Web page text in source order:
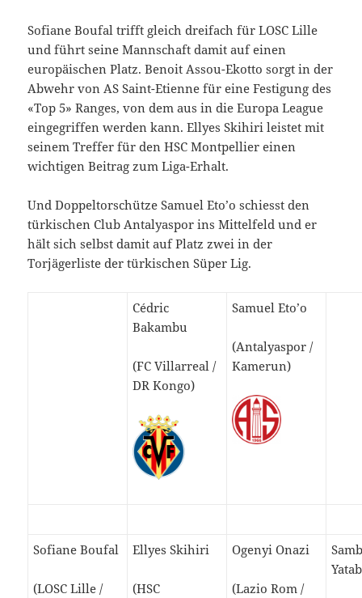
Sofiane Boufal trifft gleich dreifach für LOSC Lille
und führt seine Mannschaft damit auf einen
europäischen Platz. Benoit Assou-Ekotto sorgt in der
Abwehr von AS Saint-Etienne für eine Festigung des
«Top 5» Ranges, von dem aus in die Europa League
eingegriffen werden kann. Ellyes Skihiri leistet mit
seinem Treffer für den HSC Montpellier einen
wichtigen Beitrag zum Liga-Erhalt.
Und Doppeltorschütze Samuel Eto’o schiesst den
türkischen Club Antalyaspor ins Mittelfeld und er
hält sich selbst damit auf Platz zwei in der
Torjägerliste der türkischen Süper Lig.
Cédric
Bakambu
(FC Villarreal /
DR Kongo)
Samuel Eto’o
(Antalyaspor /
Kamerun)
Sofiane Boufal
(LOSC Lille /
Ellyes Skihiri
(HSC
Ogenyi Onazi
(Lazio Rom /